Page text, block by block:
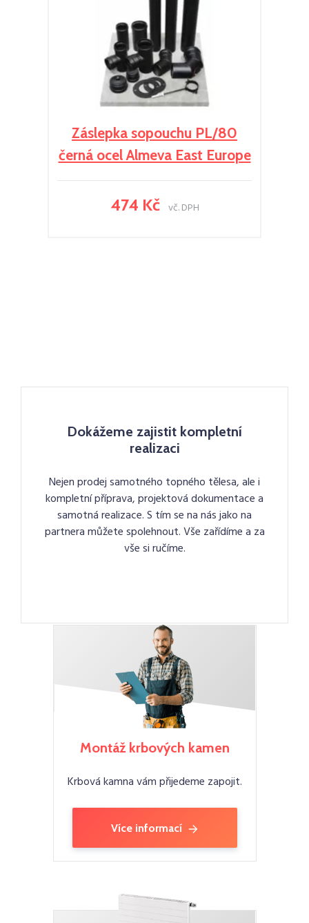
Záslepka sopouchu PL/80
černá ocel Almeva East Europe
474 Kč vč. DPH
Dokážeme zajistit kompletní
realizaci
Nejen prodej samotného topného tělesa, ale i
kompletní příprava, projektová dokumentace a
samotná realizace. S tím se na nás jako na
partnera můžete spolehnout. Vše zařídíme a za
vše si ručíme.
Montáž krbových kamen
Krbová kamna vám přijedeme zapojit.
Více informací